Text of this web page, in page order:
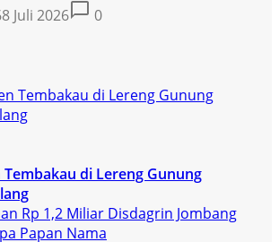
8 Juli 2026 0
di Lereng Gunung